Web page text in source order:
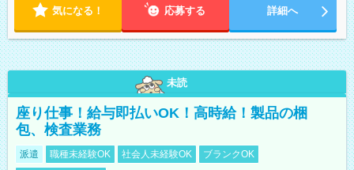
気になる！ 応募する 詳細へ
未読
座り仕事！給与即払いOK！高時給！製品の梱
包、検査業務
派遣 職種未経験OK 社会人未経験OK
ブランクOK